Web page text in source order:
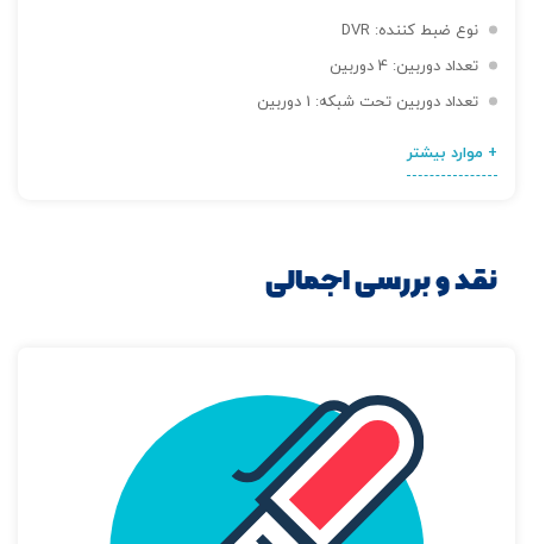
نوع ضبط کننده: DVR
تعداد دوربین: 4 دوربین
تعداد دوربین تحت شبکه: 1 دوربین
+ موارد بیشتر
نقد و بررسی اجمالی
تصاویر رسمی